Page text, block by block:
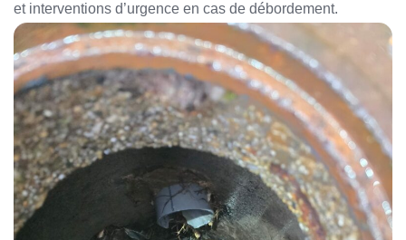
et interventions d’urgence en cas de débordement.